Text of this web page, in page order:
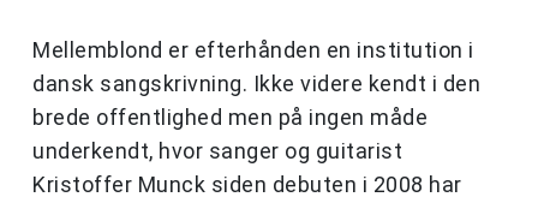
Mellemblond er efterhånden en institution i
dansk sangskrivning. Ikke videre kendt i den
brede offentlighed men på ingen måde
underkendt, hvor sanger og guitarist
Kristoffer Munck siden debuten i 2008 har